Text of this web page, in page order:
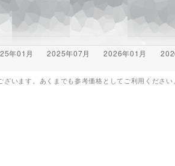
います。あくまでも参考価格としてご利用ください